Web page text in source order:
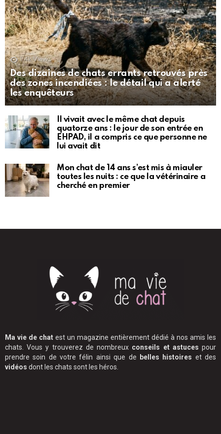
1.4k Views
Des dizaines de chats errants retrouvés près
des zones incendiées : le détail qui a alerté
les enquêteurs
Il vivait avec le même chat depuis
quatorze ans : le jour de son entrée en
EHPAD, il a compris ce que personne ne
lui avait dit
Mon chat de 14 ans s’est mis à miauler
toutes les nuits : ce que la vétérinaire a
cherché en premier
Ma vie de chat est un magazine entièrement dédié à nos amis les
chats. Vous y trouverez de nombreux conseils et astuces pour
prendre soin de votre félin ainsi que de
belles histoires et des
vidéos dont les chats sont les héros.